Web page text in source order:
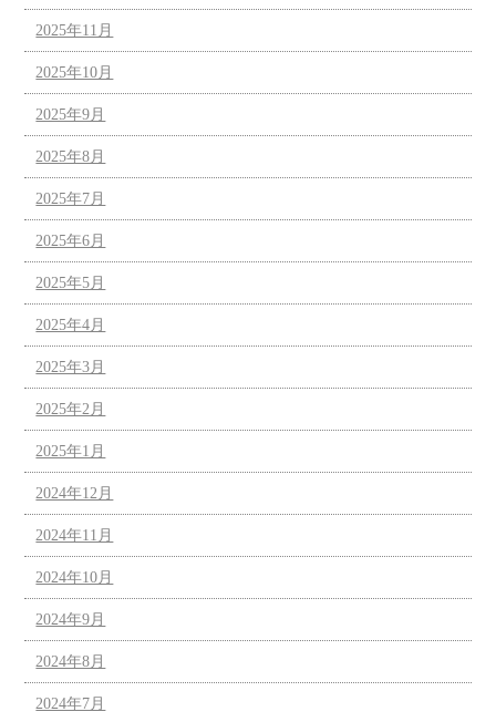
2025年11月
2025年10月
2025年9月
2025年8月
2025年7月
2025年6月
2025年5月
2025年4月
2025年3月
2025年2月
2025年1月
2024年12月
2024年11月
2024年10月
2024年9月
2024年8月
2024年7月